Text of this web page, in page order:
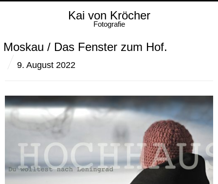
Kai von Kröcher
Fotografie
Moskau / Das Fenster zum Hof.
9. August 2022